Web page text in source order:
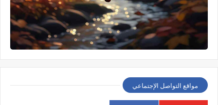
مواقع التواصل الإجتماعي